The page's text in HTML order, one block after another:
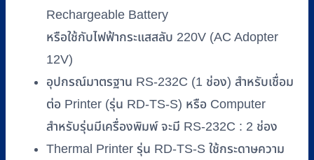
Rechargeable Battery
หรือใช้กับไฟฟ้ากระแสสลับ 220V (AC Adopter
12V)
อุปกรณ์มาตรฐาน RS-232C (1 ช่อง) สำหรับเชื่อม
ต่อ Printer (รุ่น RD-TS-S) หรือ Computer
สำหรับรุ่นมีเครื่องพิมพ์ จะมี RS-232C : 2 ช่อง
Thermal Printer รุ่น RD-TS-S ใช้กระดาษความ